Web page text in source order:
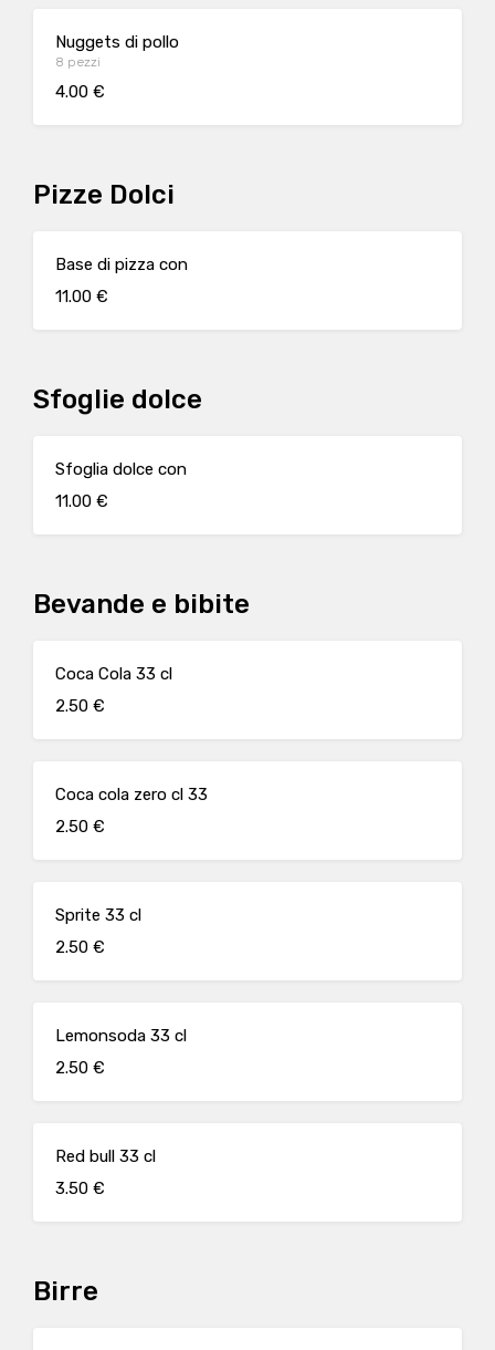
Nuggets di pollo
8 pezzi
4.00 €
Pizze Dolci
Base di pizza con
11.00 €
Sfoglie dolce
Sfoglia dolce con
11.00 €
Bevande e bibite
Coca Cola 33 cl
2.50 €
Coca cola zero cl 33
2.50 €
Sprite 33 cl
2.50 €
Lemonsoda 33 cl
2.50 €
Red bull 33 cl
3.50 €
Birre